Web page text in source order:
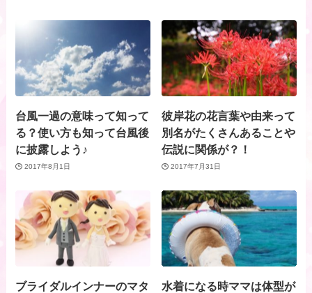
台風一過の意味って知って
る？使い方も知って台風後
に披露しよう♪
2017年8月1日
彼岸花の花言葉や由来って
別名がたくさんあることや
伝説に関係が？！
2017年7月31日
ブライダルインナーのマタ
水着になる時ママは体型が